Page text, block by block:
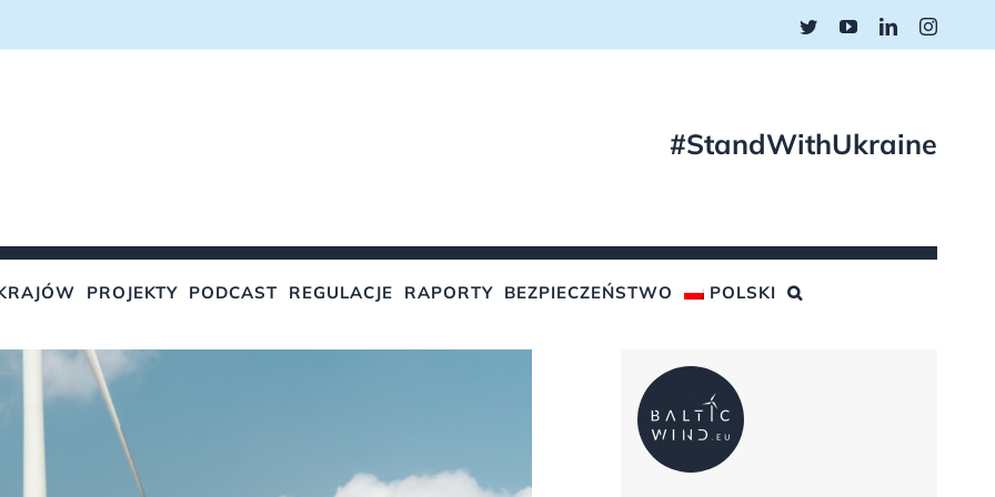
TwitterYouTubeLinkedIn
#StandWithUkraine
PROJEKTY PODCAST REGULACJE RAPORTY BEZPIECZEŃSTWO POLSKI